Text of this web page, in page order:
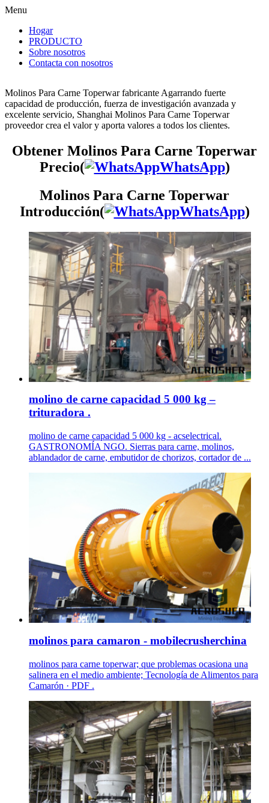
Menu
Hogar
PRODUCTO
Sobre nosotros
Contacta con nosotros
Molinos Para Carne Toperwar fabricante Agarrando fuerte
capacidad de producción, fuerza de investigación avanzada y
excelente servicio, Shanghai Molinos Para Carne Toperwar
proveedor crea el valor y aporta valores a todos los clientes.
Obtener Molinos Para Carne Toperwar
Precio(
WhatsApp)
Molinos Para Carne Toperwar
Introducción(
WhatsApp)
molino de carne capacidad 5 000 kg –
trituradora .
molino de carne capacidad 5 000 kg - acselectrical.
GASTRONOMÍA NGO. Sierras para carne, molinos,
ablandador de carne, embutidor de chorizos, cortador de ...
molinos para camaron - mobilecrusherchina
molinos para carne toperwar; que problemas ocasiona una
salinera en el medio ambiente; Tecnología de Alimentos para
Camarón · PDF .